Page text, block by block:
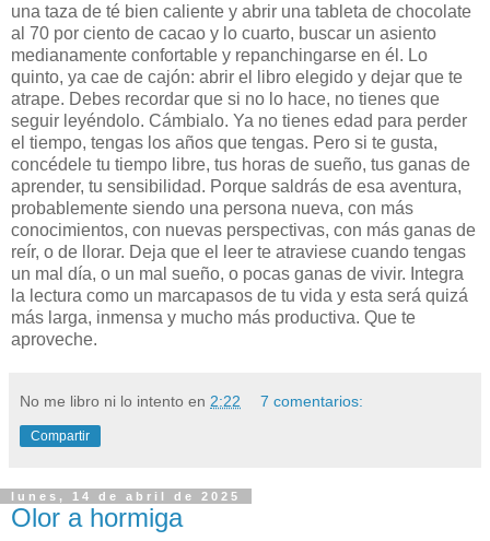
una taza de té bien caliente y abrir una tableta de chocolate
al 70 por ciento de cacao y lo cuarto, buscar un asiento
medianamente confortable y repanchingarse en él. Lo
quinto, ya cae de cajón: abrir el libro elegido y dejar que te
atrape. Debes recordar que si no lo hace, no tienes que
seguir leyéndolo. Cámbialo. Ya no tienes edad para perder
el tiempo, tengas los años que tengas. Pero si te gusta,
concédele tu tiempo libre, tus horas de sueño, tus ganas de
aprender, tu sensibilidad. Porque saldrás de esa aventura,
probablemente siendo una persona nueva, con más
conocimientos, con nuevas perspectivas, con más ganas de
reír, o de llorar. Deja que el leer te atraviese cuando tengas
un mal día, o un mal sueño, o pocas ganas de vivir. Integra
la lectura como un marcapasos de tu vida y esta será quizá
más larga, inmensa y mucho más productiva. Que te
aproveche.
No me libro ni lo intento en 2:22 7 comentarios:
Compartir
lunes, 14 de abril de 2025
Olor a hormiga